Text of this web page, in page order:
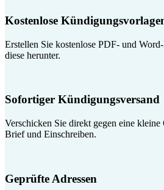
Kostenlose
Erstellen Sie kostenlose PDF- und
diese herunter.
Sofortiger Kündigungsversand
Verschicken Sie direkt gegen eine
Brief und Einschreiben.
Geprüfte Adressen